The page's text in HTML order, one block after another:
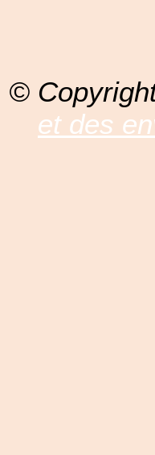
©
et des